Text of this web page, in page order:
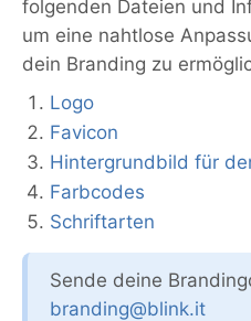
folgenden Dateien und
um eine nahtlose
dein Branding zu
Logo
Favicon
Hintergrundbild für
Farbcodes
Schriftarten
Sende deine
branding@blink.it